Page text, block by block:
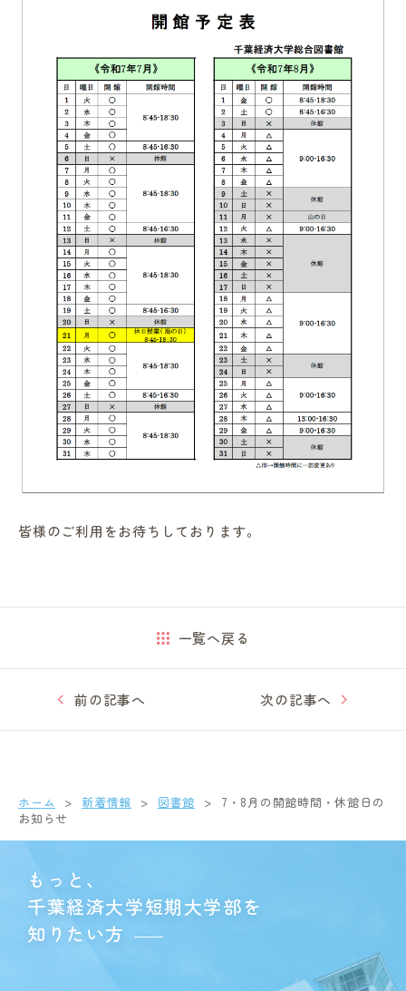
企業・園・施設の方へ
in Campus
総合図書館
プライバシーポリシー
皆様のご利用をお待ちしております。
前の記事へ
一覧へ戻る
次の記事へ
ホーム 新着情報 図書館
7・8月の開館時間・休館日の
お知らせ
もっと、
千葉経済大学短期大学部を
知りたい方